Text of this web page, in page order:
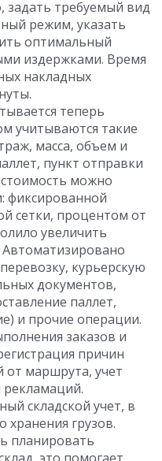
задать требуемый вид
режим, указать
оптимальный
издержками. Время
накладных
теперь
учитываются такие
масса, объем и
пункт отправки
стоимость можно
фиксированной
сетки, процентом от
увеличить
Автоматизировано
курьерскую
документов,
паллет,
и прочие операции.
заказов и
причин
маршрута, учет
складской учет, в
хранения грузов.
планировать